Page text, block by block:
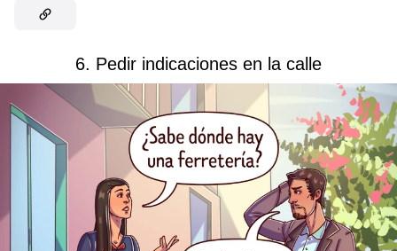
6. Pedir indicaciones en la calle